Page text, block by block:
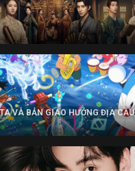
VÀ BẢN GIAO HƯỞNG ĐỊA CẦU